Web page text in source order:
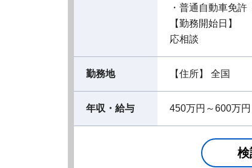
・普通自動車免許
【勤務開始日】
応相談
勤務地 【住所】 全国
年収・給与 450万円～600万
検